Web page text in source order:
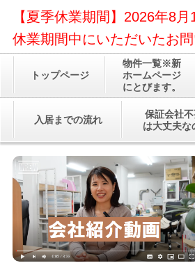
【夏季休業期間】2026年8
休業期間中にいただいたお
トップページ
物件一覧※新
ホームページ
にとびます。
入居までの流れ
保証会社
は大丈夫な